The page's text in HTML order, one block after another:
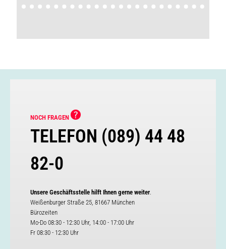
NOCH FRAGEN
TELEFON (089) 44 48
82-0
Unsere Geschäftsstelle hilft Ihnen gerne weiter
Weißenburger Straße 25, 81667 München
Bürozeiten
Mo-Do 08:30 - 12:30 Uhr, 14:00 - 17:00 Uhr
Fr 08:30 - 12:30 Uhr